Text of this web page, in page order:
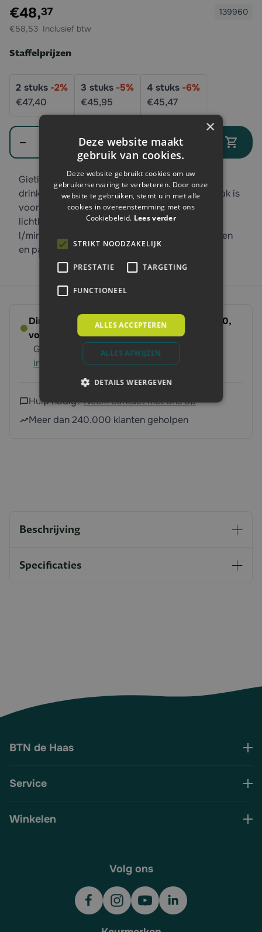
Exclusief btw:
€48,37
€58,53
139960
Staffelprijzen
2 stuks -2%
€47,40
3 stuks -5%
€45,95
4 stuks -6%
€45,47
Aantal
In winkelwagen
Gietijzeren drinkbak kopen? Dan is deze Suevia
drinkbak, Ideal model 61, iets voor u. De drinkbak is
voorzien van een messing staafventiel, is
lichtlopend en heeft een waterafgifte van 4-5
l/min. Het zwarte drinkbakje is ideaal voor koeien
en paarden.
Direct leverbaar - Bestel voor dinsdag 14:00,
volgende werkdag op ’t erf
Gratis verzending vanaf 250 euro
informatie
Hulp nodig?Neem contact met ons op
Meer dan 240.000 klanten geholpen
Beschrijving
Specificaties
BTN de Haas
Service
Winkelen
Volg ons
×
Deze website maakt
gebruik van cookies.
Deze website gebruikt cookies om uw
gebruikerservaring te verbeteren. Door onze
website te gebruiken, stemt u in met alle
cookies in overeenstemming met ons
Cookiebeleid. Lees verder
STRIKT NOODZAKELIJK
PRESTATIE TARGETING
FUNCTIONEEL
ALLES ACCEPTEREN
ALLES AFWIJZEN
DETAILS WEERGEVEN